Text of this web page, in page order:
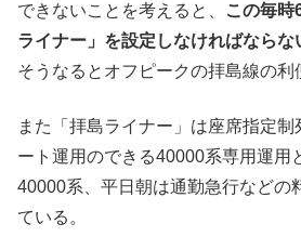
できないことを考えると、
この毎時
ライナー」を設定しなければならな
そうなるとオフピークの拝島線の利
また「拝島ライナー」は座席指定
ート運用のできる40000系専用運用
40000系、平日朝は通勤急行などの
ている。